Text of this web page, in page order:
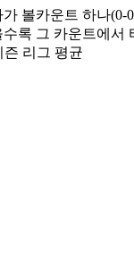
볼카운트 하나(0-
록 그 카운트에서
즌 리그 평균